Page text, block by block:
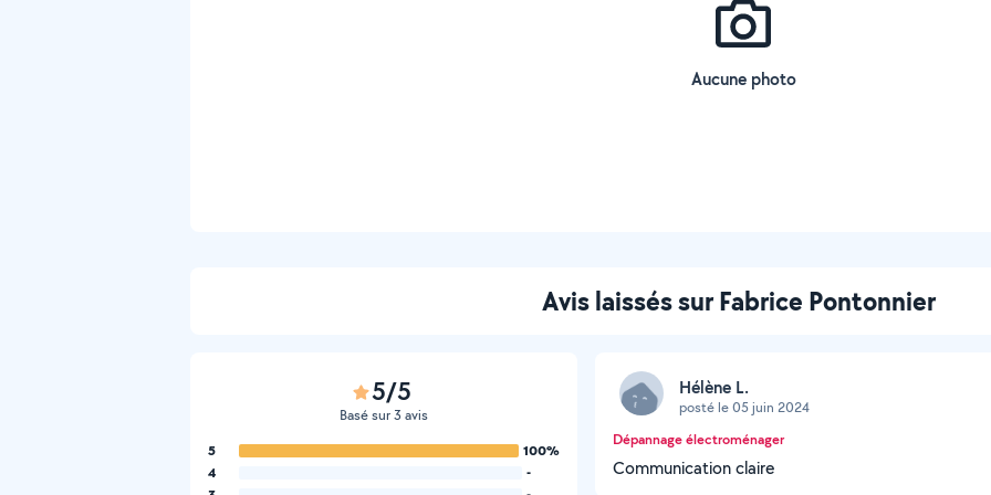
Aucune photo
Avis laissés sur Fabrice Pontonnier
5/5
Basé sur 3 avis
5
100%
4
-
Hélène L.
posté le 05 juin 2024
Dépannage électroménager
Communication claire